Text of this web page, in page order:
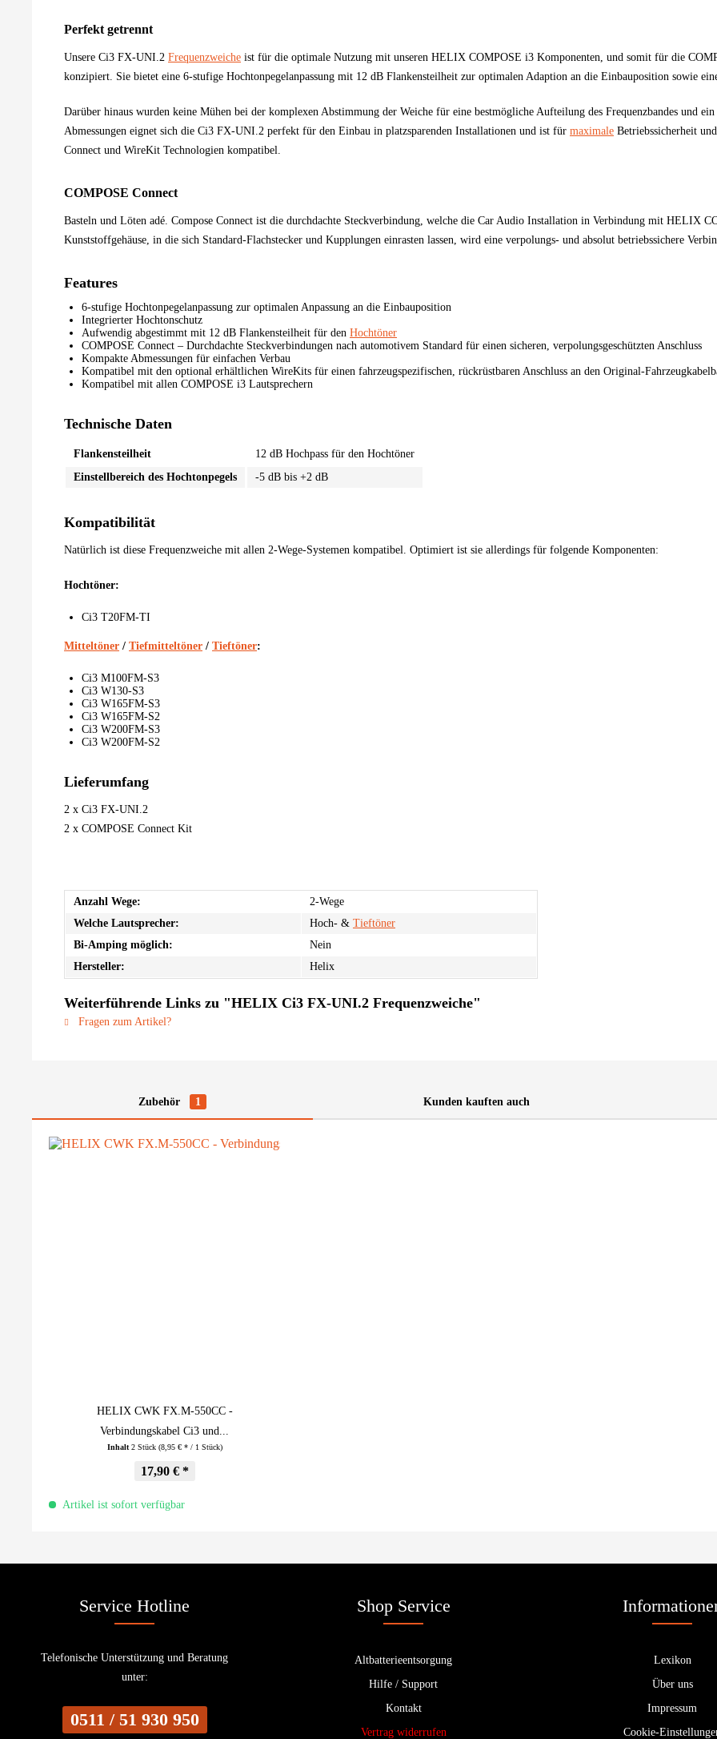
Perfekt getrennt
Unsere Ci3 FX-UNI.2 Frequenzweiche ist für die optimale Nutzung mit unseren HELIX COMPOSE i3 Komponenten, und somit für die
konzipiert. Sie bietet eine 6-stufige Hochtonpegelanpassung mit 12 dB Flankensteilheit zur optimalen Adaption an die Einbauposition sowie
Darüber hinaus wurden keine Mühen bei der komplexen Abstimmung der Weiche für eine bestmögliche Aufteilung des Frequenzbandes und
Abmessungen eignet sich die Ci3 FX-UNI.2 perfekt für den Einbau in platzsparenden Installationen und ist für maximale Betriebssicherheit
Connect und WireKit Technologien kompatibel.
COMPOSE Connect
Basteln und Löten adé. Compose Connect ist die durchdachte Steckverbindung, welche die Car Audio Installation in Verbindung mit HELIX
Kunststoffgehäuse, in die sich Standard-Flachstecker und Kupplungen einrasten lassen, wird eine verpolungs- und absolut betriebssichere
Features
6-stufige Hochtonpegelanpassung zur optimalen Anpassung an die Einbauposition
Integrierter Hochtonschutz
Aufwendig abgestimmt mit 12 dB Flankensteilheit für den Hochtöner
COMPOSE Connect – Durchdachte Steckverbindungen nach automotivem Standard für einen sicheren, verpolungsgeschützten Anschluss
Kompakte Abmessungen für einfachen Verbau
Kompatibel mit den optional erhältlichen WireKits für einen fahrzeugspezifischen, rückrüstbaren Anschluss an den Original-
Kompatibel mit allen COMPOSE i3 Lautsprechern
Technische Daten
Flankensteilheit
12 dB Hochpass für den Hochtöner
Einstellbereich des Hochtonpegels
-5 dB bis +2 dB
Kompatibilität
Natürlich ist diese Frequenzweiche mit allen 2-Wege-Systemen kompatibel. Optimiert ist sie allerdings für folgende Komponenten:
Hochtöner:
Ci3 T20FM-TI
Mitteltöner / Tiefmitteltöner / Tieftöner:
Ci3 M100FM-S3
Ci3 W130-S3
Ci3 W165FM-S3
Ci3 W165FM-S2
Ci3 W200FM-S3
Ci3 W200FM-S2
Lieferumfang
2 x Ci3 FX-UNI.2
2 x COMPOSE Connect Kit
Anzahl Wege:
2-Wege
Welche Lautsprecher:
Hoch- & Tieftöner
Bi-Amping möglich:
Nein
Hersteller:
Helix
Weiterführende Links zu "HELIX Ci3 FX-UNI.2 Frequenzweiche"
Fragen zum Artikel?
Zubehör 1 Kunden kauften auch
HELIX CWK FX.M-550CC -
Verbindungskabel Ci3 und...
Inhalt 2 Stück (8,95 € * / 1 Stück)
17,90 € *
Artikel ist sofort verfügbar
Service Hotline
Telefonische Unterstützung und Beratung
unter:
0511 / 51 930 950
Shop Service
Altbatterieentsorgung
Hilfe / Support
Kontakt
Vertrag widerrufen
Lexikon
Über uns
Impressum
Cookie-